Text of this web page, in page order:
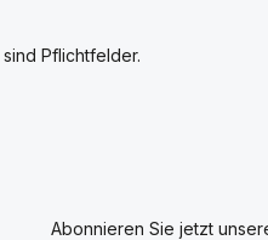
Pflichtfelder.
Abonnieren Sie jetzt